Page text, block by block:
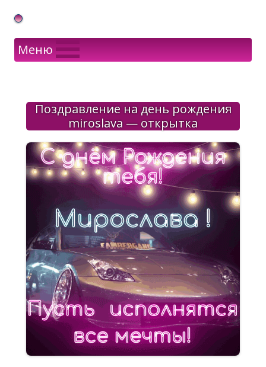
Gif Открытки в подарок
Меню
Поздравление на день рождения
miroslava — открытка